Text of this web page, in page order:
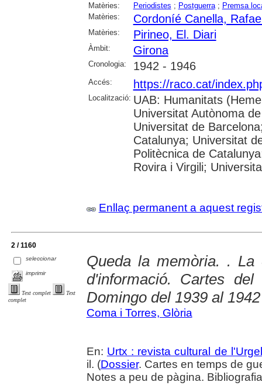
Matèries: Periodistes ; Postguerra; Premsa
Matèries:
Cordoníé Canella,
Matèries: Pirineo, El. Diari
Àmbit: Girona
Cronologia: 1942 - 1946
Accés: https://raco.cat/
Localització: UAB: Humanitats
Universitat Autònoma
Universitat de
Catalunya; Universitat
Politècnica de
Rovira i Virgili;
Enllaç permanent a aquest
2 / 1160
seleccionar
imprimir
Text complet
Text
complet
Queda la memòria. . La
d'informació. Cartes
Domingo del 1939 al 1942
Coma i Torres, Glòria
En: Urtx : revista cultural de
il. (Dossier. Cartes en temps de
Notes a peu de pàgina.